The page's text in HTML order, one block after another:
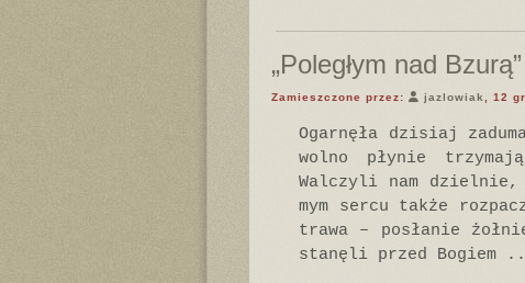
„Poległym nad Bzurą”
Zamieszczone przez: jazlowiak , 12
Ogarnęła dzisiaj
wolno płynie
Walczyli nam
mym sercu także
trawa – posłanie
stanęli przed Bogiem